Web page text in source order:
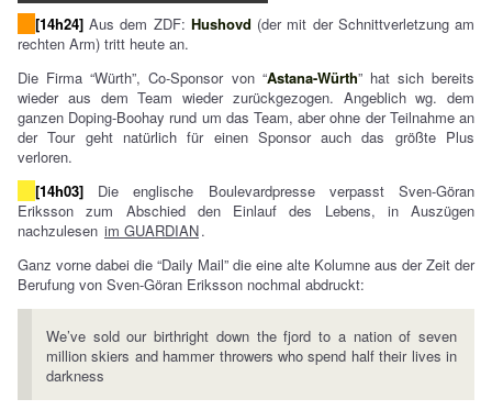
[14h24] Aus dem ZDF: Hushovd (der mit der Schnittverletzung am
rechten Arm) tritt heute an.
Die Firma “Würth”, Co-Sponsor von “Astana-Würth” hat sich bereits
wieder aus dem Team wieder zurückgezogen. Angeblich wg. dem
ganzen Doping-Boohay rund um das Team, aber ohne der Teilnahme an
der Tour geht natürlich für einen Sponsor auch das größte Plus
verloren.
[14h03] Die englische Boulevardpresse verpasst Sven-Göran
Eriksson zum Abschied den Einlauf des Lebens, in Auszügen
nachzulesen im GUARDIAN.
Ganz vorne dabei die “Daily Mail” die eine alte Kolumne aus der Zeit der
Berufung von Sven-Göran Eriksson nochmal abdruckt:
We’ve sold our birthright down the fjord to a nation of seven
million skiers and hammer throwers who spend half their lives in
darkness